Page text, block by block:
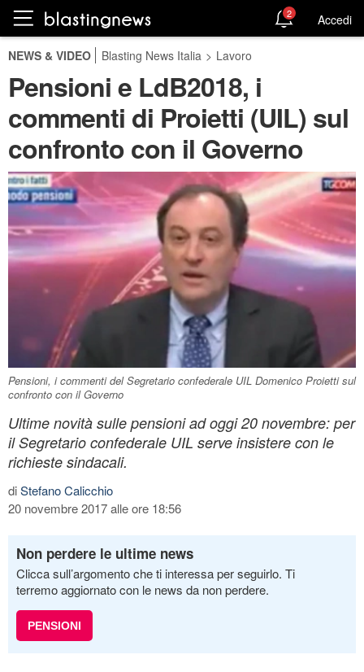
2 Accedi
NEWS & VIDEO Blasting News Italia > Lavoro
Pensioni e LdB2018, i
commenti di Proietti (UIL) sul
confronto con il Governo
Pensioni, i commenti del Segretario confederale UIL Domenico Proietti sul
confronto con il Governo
Ultime novità sulle pensioni ad oggi 20 novembre: per
il Segretario confederale UIL serve insistere con le
richieste sindacali.
diStefano Calicchio
20 novembre 2017 alle ore 18:56
Non perdere le ultime news
Clicca sull’argomento che ti interessa per seguirlo. Ti
terremo aggiornato con le news da non perdere.
PENSIONI